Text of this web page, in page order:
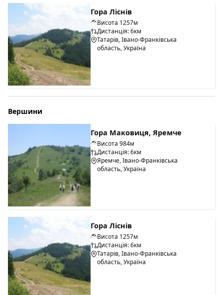
Гора Ліснів
Висота 1257м
Дистанція: 6км
Татарів, Івано-Франківська
область, Україна
Вершини
Гора Маковиця, Яремче
Висота 984м
Дистанція: 6км
Яремче, Івано-Франківська
область, Україна
Гора Ліснів
Висота 1257м
Дистанція: 6км
Татарів, Івано-Франківська
область, Україна